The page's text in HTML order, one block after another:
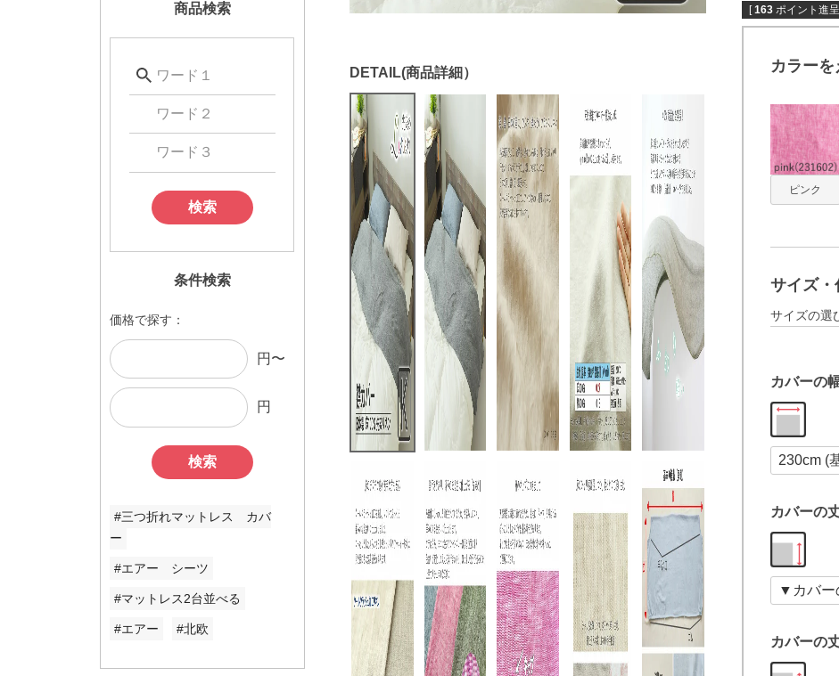
商品検索
検索
条件検索
価格で探す：
円〜
円
検索
#三つ折れマットレス カバ
ー
#エアー シーツ
#マットレス2台並べる
#エアー #北欧
[ 163 ポイント進
カラーを
ピンク
サイズ・
サイズの選
カバーの
カバーの
カバーの